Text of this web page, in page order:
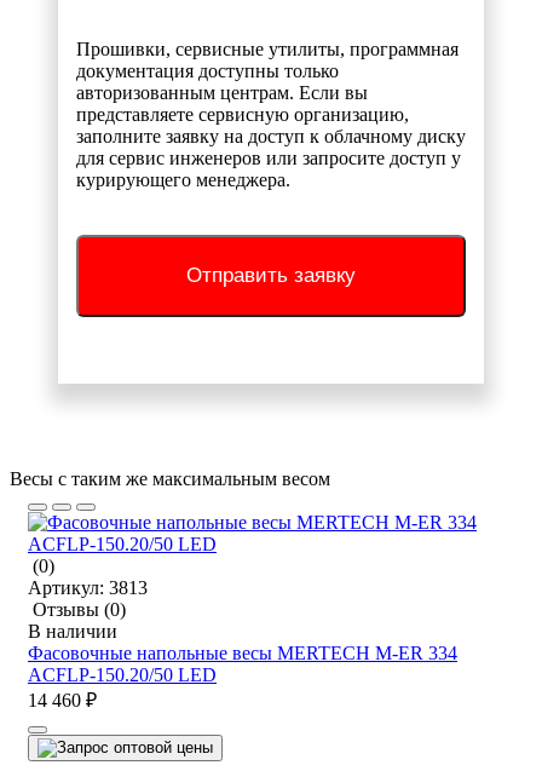
Прошивки, сервисные утилиты, программная
документация доступны только
авторизованным центрам. Если вы
представляете сервисную организацию,
заполните заявку на доступ к облачному диску
для сервис инженеров или запросите доступ у
курирующего менеджера.
Отправить заявку
Весы с таким же максимальным весом
(0)
Артикул: 3813
Отзывы (0)
В наличии
Фасовочные напольные весы MERTECH M-ER 334
ACFLP-150.20/50 LED
14 460 ₽